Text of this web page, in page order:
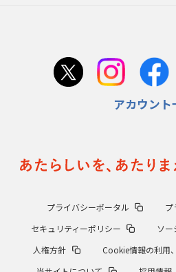
アカウント
プライバシーポータル
プ
セキュリティーポリシー
ソー
人権方針
Cookie情報の利用